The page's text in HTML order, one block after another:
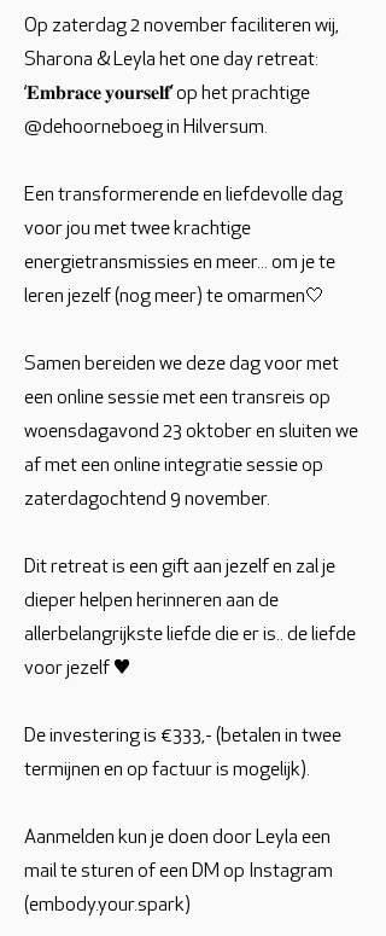
Op zaterdag 2 november faciliteren wij,
Sharona & Leyla het one day retreat:
‘𝐄𝐦𝐛𝐫𝐚𝐜𝐞 𝐲𝐨𝐮𝐫𝐬𝐞𝐥𝐟’ op het prachtige
@dehoorneboeg in Hilversum.
Een transformerende en liefdevolle dag
voor jou met twee krachtige
energietransmissies en meer... om je te
leren jezelf (nog meer) te omarmen🤍
Samen bereiden we deze dag voor met
een online sessie met een transreis op
woensdagavond 23 oktober en sluiten we
af met een online integratie sessie op
zaterdagochtend 9 november.
Dit retreat is een gift aan jezelf en zal je
dieper helpen herinneren aan de
allerbelangrijkste liefde die er is.. de liefde
voor jezelf ♥️
De investering is €333,- (betalen in twee
termijnen en op factuur is mogelijk).
Aanmelden kun je doen door Leyla een
mail te sturen of een DM op Instagram
(embody.your.spark)